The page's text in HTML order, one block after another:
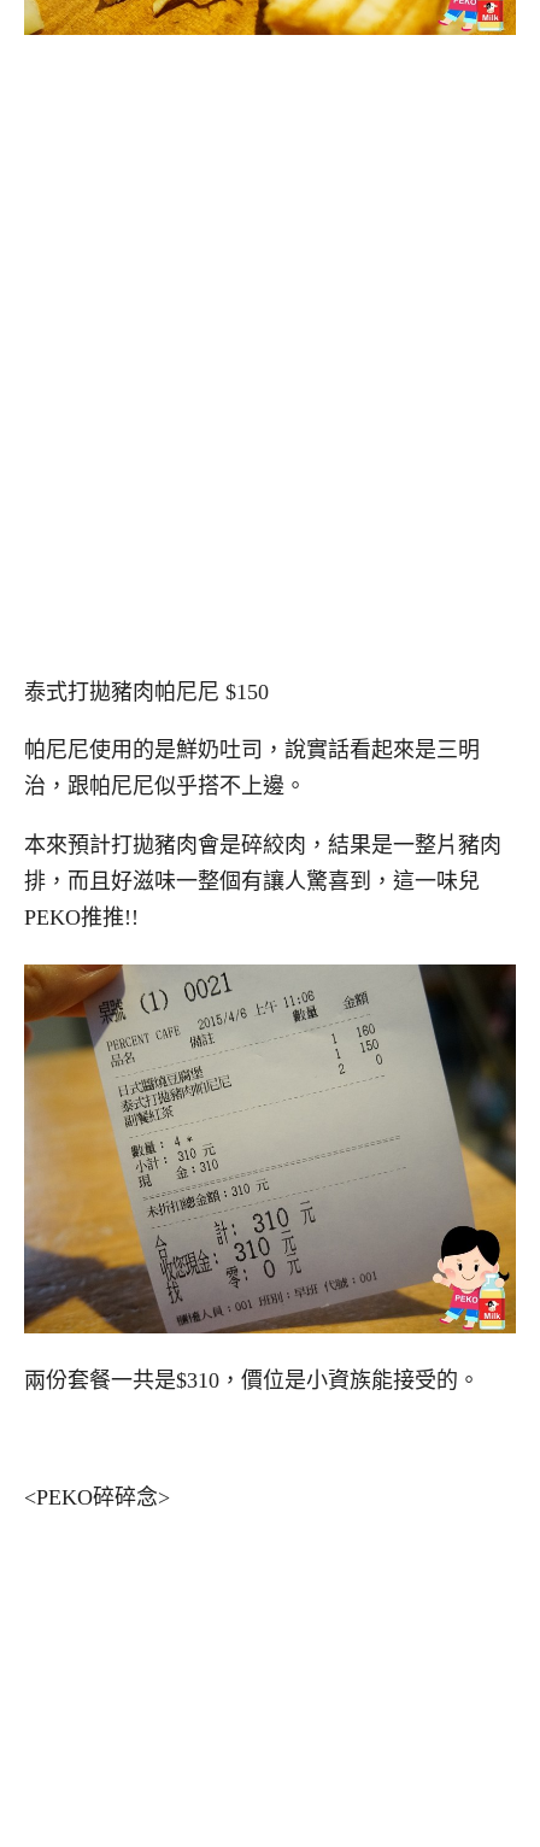
泰式打拋豬肉帕尼尼 $150
帕尼尼使用的是鮮奶吐司，說實話看起來是三明
治，跟帕尼尼似乎搭不上邊。
本來預計打拋豬肉會是碎絞肉，結果是一整片豬肉
排，而且好滋味一整個有讓人驚喜到，這一味兒
PEKO推推!!
兩份套餐一共是$310，價位是小資族能接受的。
<PEKO碎碎念>